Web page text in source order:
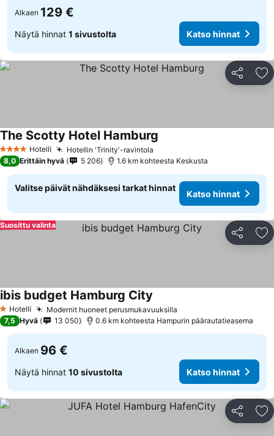
Alkaen 129 €
Näytä hinnat 1 sivustolta Katso hinnat
Jaa
4 Tähtiluokitus
Hotelli Hotellin 'Trinity'-ravintola
The Scotty Hotel Hamburg
8,0 Erittäin hyvä 5 206 1.6 km kohteesta Keskusta
Valitse päivät nähdäksesi tarkat hinnat
Katso hinnat
Jaa
Suosittu valinta
1 Tähtiluokitus
Hotelli Modernit huoneet perusmukavuuksilla
ibis budget Hamburg City
7,5 Hyvä 13 050 0.6 km kohteesta Hampurin päärautatieasema
Alkaen 96 €
Näytä hinnat 10 sivustolta Katso hinnat
Jaa